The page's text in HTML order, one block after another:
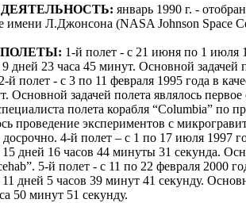
январь 1990 г. -
имени Л.Джонсона (NASA Johnson Space
1-й полет - с 21 июня по 1 июля
дней 23 часа 45 минут. Основной задачей
й полет - с 3 по 11 февраля 1995 года в
Основной задачей полета являлось
полета корабля “Columbia”
проведение экспериментов с
4-й полет – с 1 по 17 июля 1997
дней 16 часов 44 минуты 31 секунда.
5-й полет - с 11 по 22 февраля 2000
дней 5 часов 39 минут 41 секунду.
50 минут 51 секунду.